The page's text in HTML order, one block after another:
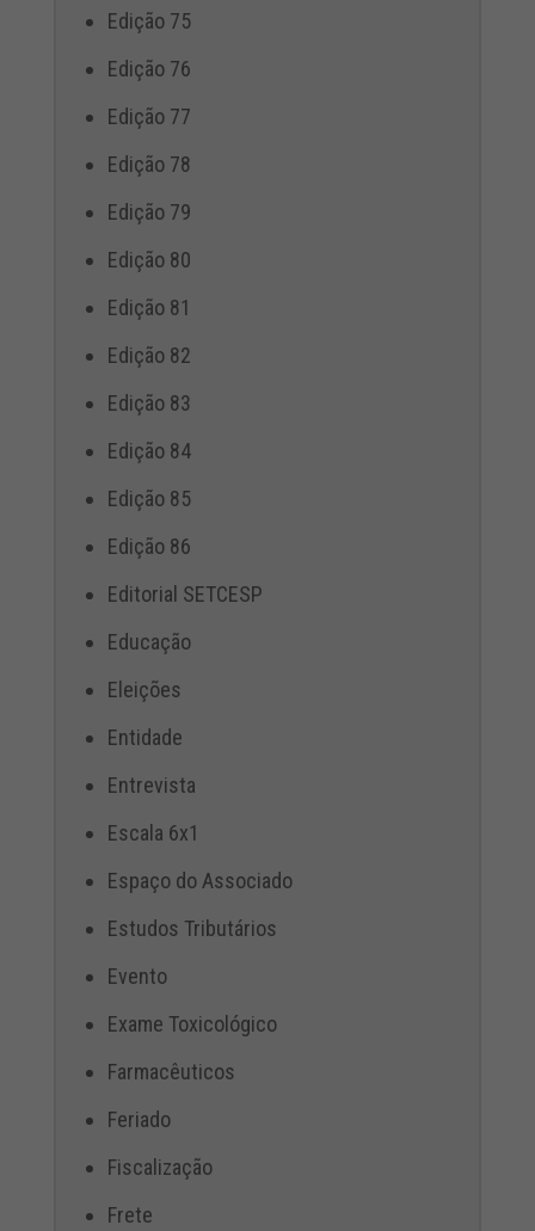
Edição 75
Edição 76
Edição 77
Edição 78
Edição 79
Edição 80
Edição 81
Edição 82
Edição 83
Edição 84
Edição 85
Edição 86
Editorial SETCESP
Educação
Eleições
Entidade
Entrevista
Escala 6x1
Espaço do Associado
Estudos Tributários
Evento
Exame Toxicológico
Farmacêuticos
Feriado
Fiscalização
Frete